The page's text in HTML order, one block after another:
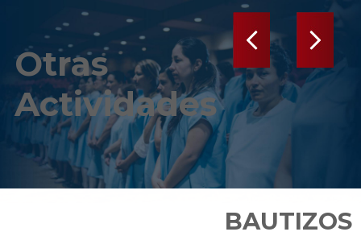
Otras
Actividades
BAUTIZOS
Anterior Siguiente